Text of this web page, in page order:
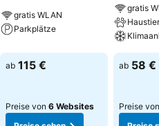
gratis WLAN
Parkplätze
ab 115 €
Preise von 6 Websites
gratis
ab 58 €
Preise von